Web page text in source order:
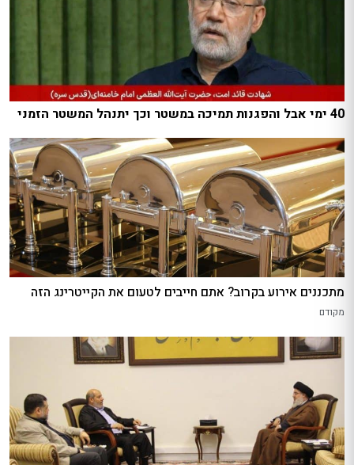
40 ימי אבל והפגנות תמיכה במשטר וכך יתנהל המשטר הזמני
מתכננים אירוע בקרוב? אתם חייבים לטעום את הקייטרינג הזה
מקודם